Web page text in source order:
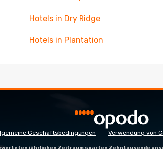
Hotels in Dry Ridge
Hotels in Plantation
Geschäftsbedingungen Verwendung von
jährlichen Zeitraum sparten Zehntausende